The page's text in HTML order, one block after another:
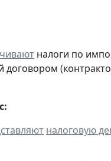
налоги по
налоговую